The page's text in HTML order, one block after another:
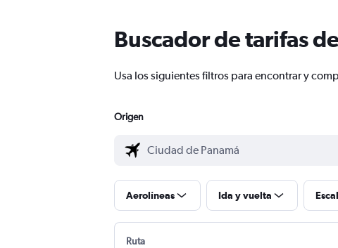
Buscador de tarifas
Usa los siguientes filtros para encontrar y
Origen
Aerolíneas Ida y vuelta
Ruta